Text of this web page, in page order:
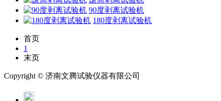
90度剥离试验机
180度剥离试验机
首页
1
末页
Copyright © 济南文腾试验仪器有限公司